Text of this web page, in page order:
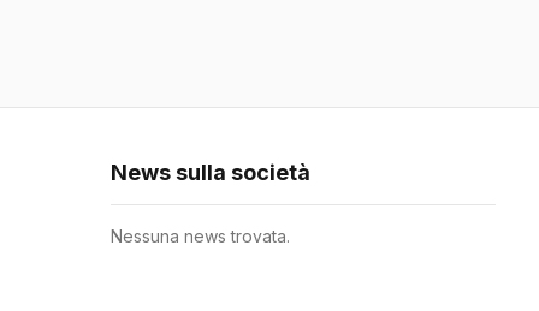
News sulla società
Nessuna news trovata.